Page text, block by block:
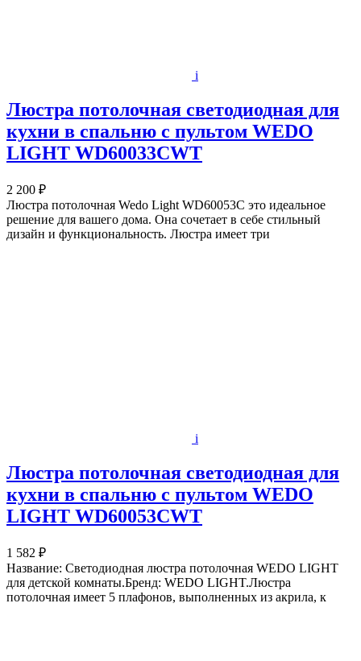
i
Люстра потолочная светодиодная для
кухни в спальню с пультом WEDO
LIGHT WD60033CWT
2 200 ₽
Люстра потолочная Wedo Light WD60053C это идеальное
решение для вашего дома. Она сочетает в себе стильный
дизайн и функциональность. Люстра имеет три
i
Люстра потолочная светодиодная для
кухни в спальню с пультом WEDO
LIGHT WD60053CWT
1 582 ₽
Название: Светодиодная люстра потолочная WEDO LIGHT
для детской комнаты.Бренд: WEDO LIGHT.Люстра
потолочная имеет 5 плафонов, выполненных из акрила, к